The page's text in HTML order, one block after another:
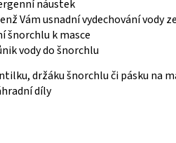
náustek
Vám usnadní vydechování vody
šnorchlu k masce
vody do šnorchlu
držáku šnorchlu či pásku na
díly